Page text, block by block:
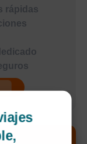
rápidas